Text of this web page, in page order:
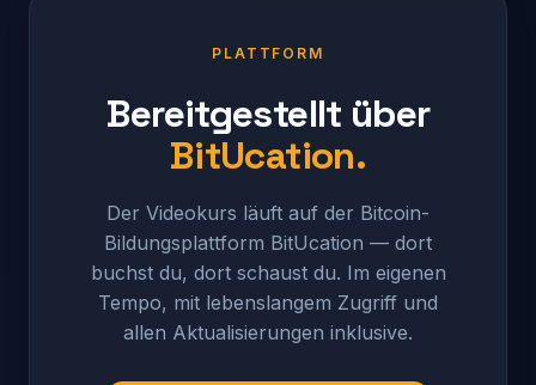
PLATTFORM
Bereitgestellt über
BitUcation.
Der Videokurs läuft auf der Bitcoin-
Bildungsplattform BitUcation — dort
buchst du, dort schaust du. Im eigenen
Tempo, mit lebenslangem Zugriff und
allen Aktualisierungen inklusive.